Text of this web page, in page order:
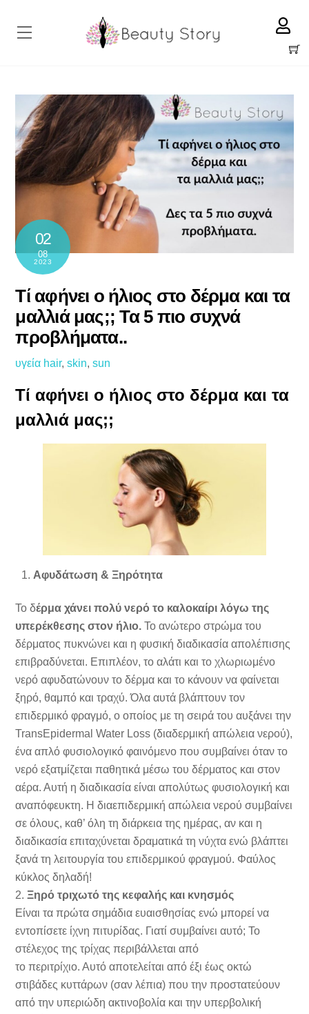
Menu
Cart
02
08
2023
Τί αφήνει ο ήλιος στο δέρμα και τα
μαλλιά μας;; Τα 5 πιο συχνά
προβλήματα..
υγεία hair,skin,sun
Τί αφήνει ο ήλιος στο δέρμα και τα
μαλλιά μας;;
Αφυδάτωση & Ξηρότητα
Το δέρμα χάνει πολύ νερό το καλοκαίρι λόγω της
υπερέκθεσης στον ήλιο. Το ανώτερο στρώμα του
δέρματος πυκνώνει και η φυσική διαδικασία απολέπισης
επιβραδύνεται. Επιπλέον, το αλάτι και το χλωριωμένο
νερό αφυδατώνουν το δέρμα και το κάνουν να φαίνεται
ξηρό, θαμπό και τραχύ. Όλα αυτά βλάπτουν τον
επιδερμικό φραγμό, ο οποίος με τη σειρά του αυξάνει την
TransEpidermal Water Loss (διαδερμική απώλεια νερού),
ένα απλό φυσιολογικό φαινόμενο που συμβαίνει όταν το
νερό εξατμίζεται παθητικά μέσω του δέρματος και στον
αέρα. Αυτή η διαδικασία είναι απολύτως φυσιολογική και
αναπόφευκτη. Η διαεπιδερμική απώλεια νερού συμβαίνει
σε όλους, καθ’ όλη τη διάρκεια της ημέρας, αν και η
διαδικασία επιταχύνεται δραματικά τη νύχτα ενώ βλάπτει
ξανά τη λειτουργία του επιδερμικού φραγμού. Φαύλος
κύκλος δηλαδή!
2.Ξηρό τριχωτό της κεφαλής και κνησμός
Είναι τα πρώτα σημάδια ευαισθησίας ενώ μπορεί να
εντοπίσετε ίχνη πιτυρίδας. Γιατί συμβαίνει αυτό; Το
στέλεχος της τρίχας περιβάλλεται από
το περιτρίχιο. Αυτό αποτελείται από έξι έως οκτώ
στιβάδες κυττάρων (σαν λέπια) που την προστατεύουν
από την υπεριώδη ακτινοβολία και την υπερβολική